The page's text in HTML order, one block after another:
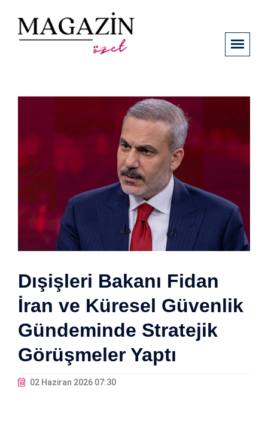
Dışişleri Bakanı Fidan
İran ve Küresel Güvenlik
Gündeminde Stratejik
Görüşmeler Yaptı
02 Haziran 2026 07:30